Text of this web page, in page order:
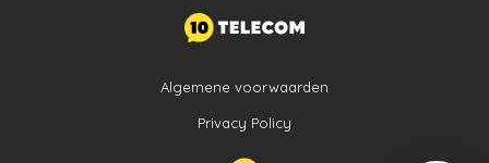
Algemene voorwaarden
Privacy Policy